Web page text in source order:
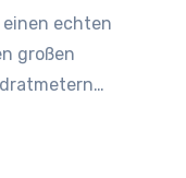
echten
großen